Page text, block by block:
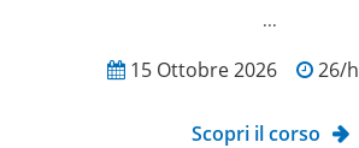
...
15 Ottobre 2026 26/h
Scopri il corso